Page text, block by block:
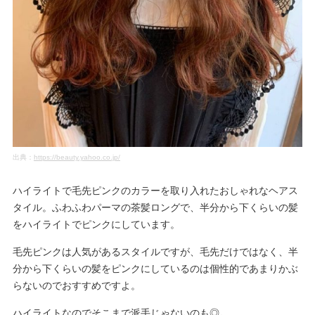
出典： https://beauty.yahoo.co.jp/
ハイライトで毛先ピンクのカラーを取り入れたおしゃれなヘアス
タイル。ふわふわパーマの茶髪ロングで、半分から下くらいの髪
をハイライトでピンクにしています。
毛先ピンクは人気があるスタイルですが、毛先だけではなく、半
分から下くらいの髪をピンクにしているのは個性的であまりかぶ
らないのでおすすめですよ。